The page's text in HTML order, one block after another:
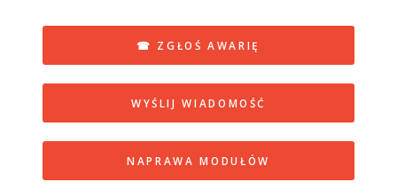
☎ ZGŁOŚ AWARIĘ
WYŚLIJ WIADOMOŚĆ
NAPRAWA MODUŁÓW